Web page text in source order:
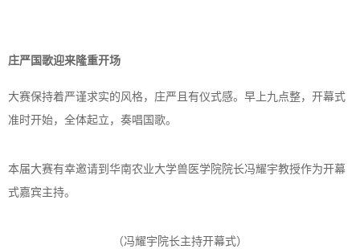
庄严国歌迎来隆重开场
大赛保持着严谨求实的风格，庄严且有仪式感。早上九点整，开幕式
准时开始，全体起立，奏唱国歌。
本届大赛有幸邀请到华南农业大学兽医学院院长冯耀宇教授作为开幕
式嘉宾主持。
（冯耀宇院长主持开幕式）